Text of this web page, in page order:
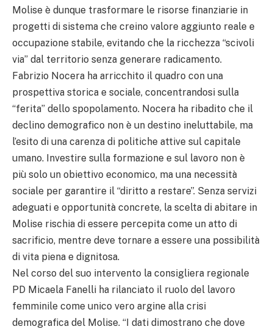
Molise è dunque trasformare le risorse finanziarie in
progetti di sistema che creino valore aggiunto reale e
occupazione stabile, evitando che la ricchezza “scivoli
via” dal territorio senza generare radicamento.
Fabrizio Nocera ha arricchito il quadro con una
prospettiva storica e sociale, concentrandosi sulla
“ferita” dello spopolamento. Nocera ha ribadito che il
declino demografico non è un destino ineluttabile, ma
l’esito di una carenza di politiche attive sul capitale
umano. Investire sulla formazione e sul lavoro non è
più solo un obiettivo economico, ma una necessità
sociale per garantire il “diritto a restare”. Senza servizi
adeguati e opportunità concrete, la scelta di abitare in
Molise rischia di essere percepita come un atto di
sacrificio, mentre deve tornare a essere una possibilità
di vita piena e dignitosa.
Nel corso del suo intervento la consigliera regionale
PD Micaela Fanelli ha rilanciato il ruolo del lavoro
femminile come unico vero argine alla crisi
demografica del Molise. “I dati dimostrano che dove